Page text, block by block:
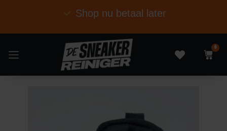
Shop nu betaal later
0